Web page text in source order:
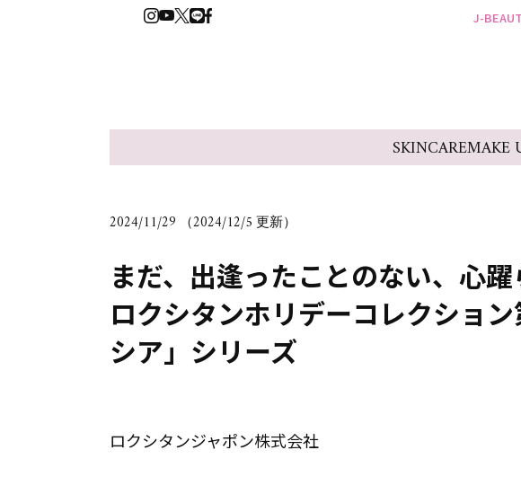
J-
SKINCAREMAKE
2024/11/29 （2024/12/5 更新）
まだ、出逢ったことのない、心
ロクシタンホリデーコレクショ
シア」シリーズ
ロクシタンジャポン株式会社